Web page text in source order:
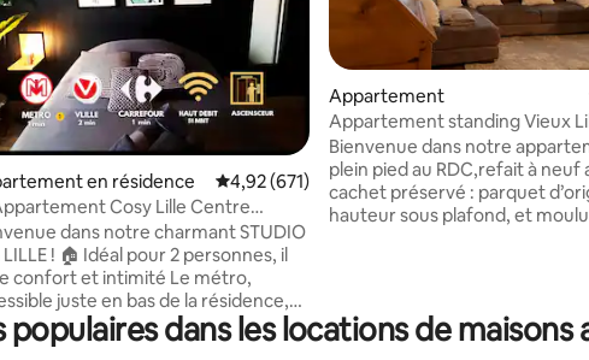
sur la base de 198 commentaires : 4,81 sur 5
en résidence Évaluation moyenne sur la base de 671
4,92 (671)
Cosy Lille Centre
dans notre charmant STUDIO
LILLE ! 🏠 Idéal pour 2 personnes, il
et intimité Le métro,
juste en bas de la résidence,
transporte à la Gare Lille Flandres
min (3 stations) 🚇 et à Lille Europe
Appartement
Appartement standing Vieux
Bienvenue dans notre
plein pied au RDC,refait à neuf
cachet préservé : parquet
hauteur sous plafond, et
minutes à pied des gares.
populaires dans les locations de